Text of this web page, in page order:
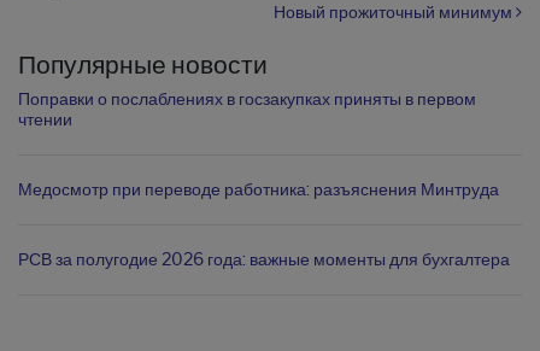
Новый прожиточный минимум
Популярные новости
Поправки о послаблениях в госзакупках приняты в первом
чтении
Медосмотр при переводе работника: разъяснения Минтруда
РСВ за полугодие 2026 года: важные моменты для бухгалтера